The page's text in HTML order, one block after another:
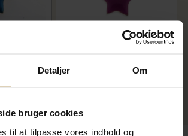
Detaljer Om
bruger cookies
til at tilpasse vores indhold og
Pind
Bella & Valdemar by Pind
236,00 kr